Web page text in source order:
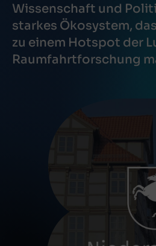
Wissenschaft und
starkes Ökosystem,
zu einem Hotspot der
Raumfahrtforschung